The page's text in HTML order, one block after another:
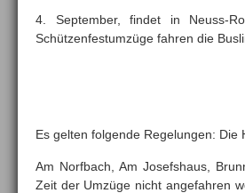
4. September, findet in Neuss-
Schützenfestumzüge fahren die
Es gelten folgende Regelungen: Die
Am Norfbach, Am Josefshaus,
Zeit der Umzüge nicht angefahren